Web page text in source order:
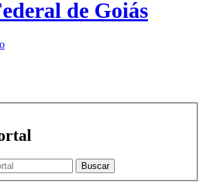
de Goiás
Buscar